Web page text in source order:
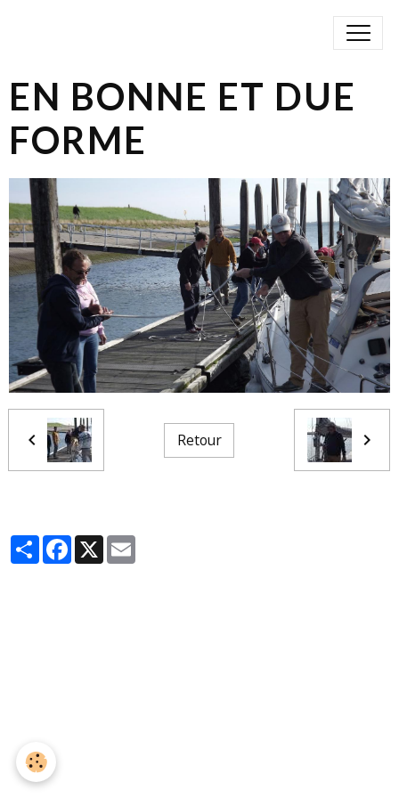
EN BONNE ET DUE
FORME
Retour
PartagerFacebook
X